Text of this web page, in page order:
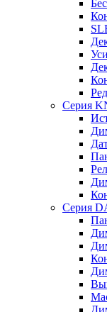
Серия
Серия